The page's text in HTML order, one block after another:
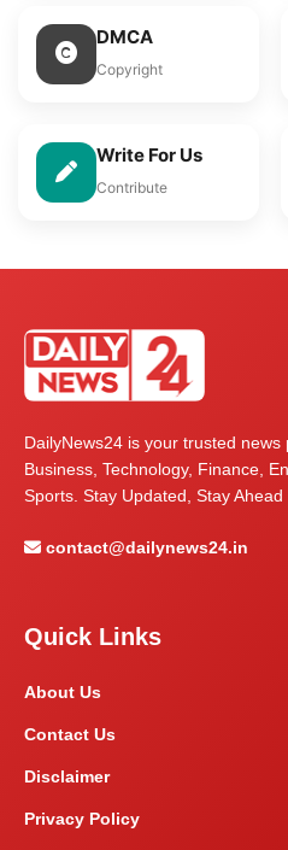
DMCA
Copyright
Write For Us
Contribute
DailyNews24 is your trusted
Business, Technology, Finance,
Sports. Stay Updated, Stay Ahead
contact@dailynews24.in
Quick Links
About Us
Contact Us
Disclaimer
Privacy Policy